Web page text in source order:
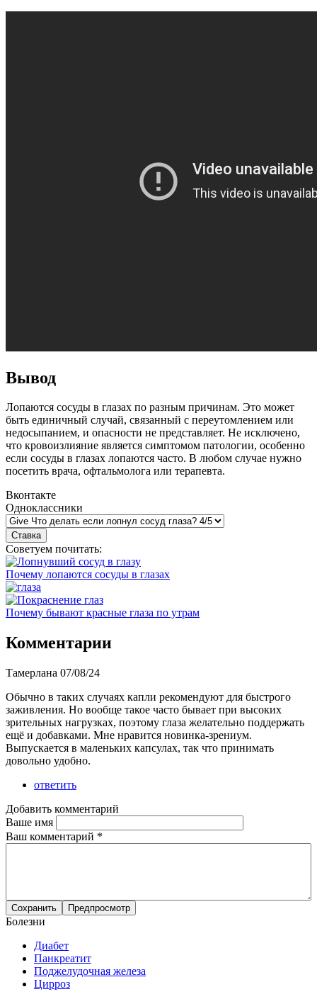
Вывод
Лопаются сосуды в глазах по разным причинам. Это может
быть единичный случай, связанный с переутомлением или
недосыпанием, и опасности не представляет. Не исключено,
что кровоизлияние является симптомом патологии, особенно
если сосуды в глазах лопаются часто. В любом случае нужно
посетить врача, офтальмолога или терапевта.
Вконтакте
Одноклассники
Советуем почитать:
Почему лопаются сосуды в глазах
Почему бывают красные глаза по утрам
Комментарии
Тамерлана 07/08/24
Обычно в таких случаях капли рекомендуют для быстрого
заживления. Но вообще такое часто бывает при высоких
зрительных нагрузках, поэтому глаза желательно поддержать
ещё и добавками. Мне нравится новинка-зрениум.
Выпускается в маленьких капсулах, так что принимать
довольно удобно.
ответить
Добавить комментарий
Ваше имя
Ваш комментарий *
Болезни
Диабет
Панкреатит
Поджелудочная железа
Цирроз